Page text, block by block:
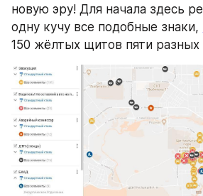
новую эру! Для начала здесь
одну кучу все подобные знаки,
150 жёлтых щитов пяти разных